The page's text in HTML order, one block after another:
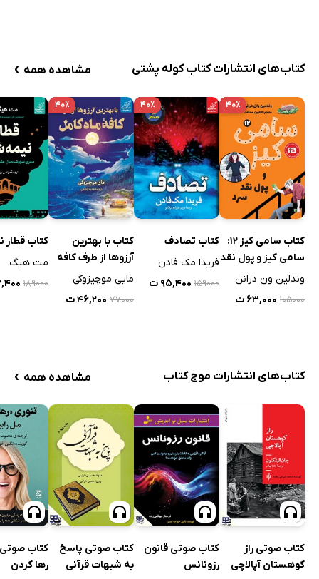
کتاب‌های انتشارات کتاب کوله پشتی مشاهده همه ›
۴۰٪
کتاب سامی کیز 12:
سامی کیز و پول نقد
سرد
وندلین ون درانن
۱۰۵۰۰۰ ۶۳,۰۰۰ ت
۴۰٪
کتاب تصادف
فریدا مک فادن
۱۵۹۰۰۰ ۹۵,۴۰۰ ت
۴۰٪
کتاب با بهترین
آرزوها از طرف کافه
ماه کامل
مایی موچیزوکی
۷۷۰۰۰ ۴۶,۲۰۰ ت
کتاب
مت هیگ
۱۸۹۰۰۰
کتاب‌های انتشارات موج کتاب مشاهده همه ›
کتاب صوتی راز
کوهستان آپالاچی
کتاب صوتی قانون
رزونانس
کتاب صوتی پاسخ
به شبهات قرآنی
کتاب
رها کردن